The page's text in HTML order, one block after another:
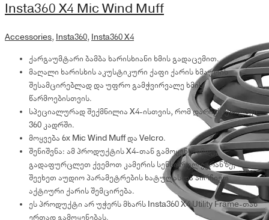
Insta360 X4 Mic Wind Muff
Accessories, Insta360, Insta360 X4
ქარგაუმტარი ბამბა ხარისხიანი ხმის გადაცემით.
მაღალი ხარისხის აკუსტიკური ქაფი ქარის ხმაურის
შესამცირებლად და უფრო გამჭვირვალე ხმის
წარმოებისთვის.
სპეციალურად შექმნილია X4-ისთვის, რომ დარჩეს უხილავი
360 კადრში.
მოყვება 6x Mic Wind Muff და Velcro.
შენიშვნა: ამ პროდუქტის X4-თან გამოყენებამდე,
გადაფურცლეთ ქვემოთ კამერის სენსორულ ეკრანზე,
შეეხეთ აუდიო პარამეტრების ხატულას და აირჩიეთ
აქტიური ქარის შემცირება.
ეს პროდუქტი არ უჭერს მხარს Insta360 X4 Utility Frame-თან
ერთად გამოყენებას.